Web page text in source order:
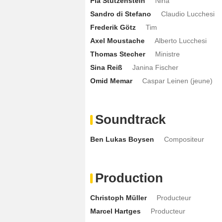
Sandro di Stefano
Claudio Lucchesi
Frederik Götz
Tim
Axel Moustache
Alberto Lucchesi
Thomas Stecher
Ministre
Sina Reiß
Janina Fischer
Omid Memar
Caspar Leinen (jeune)
Soundtrack
Ben Lukas Boysen Compositeur
Production
Christoph Müller
Producteur
Marcel Hartges
Producteur